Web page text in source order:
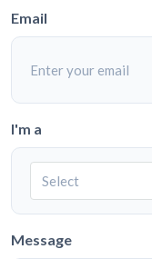
Email
I'm a
Select
Message